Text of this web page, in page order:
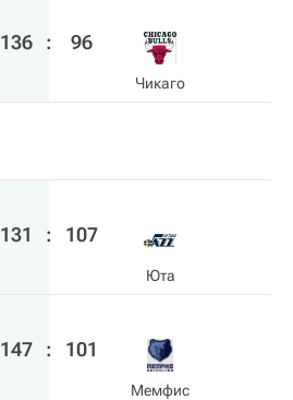
136 : 96
Чикаго
131 : 107
Юта
147 : 101
Мемфис